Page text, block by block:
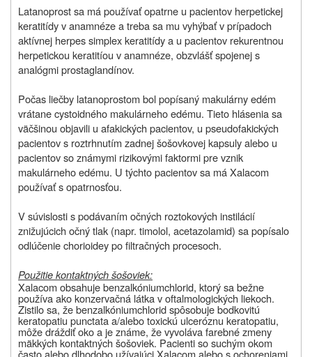
Latanoprost sa má používať opatrne u pacientov herpetickej
keratitídy v anamnéze a treba sa mu vyhýbať v prípadoch
aktívnej herpes simplex keratitídy a u pacientov rekurentnou
herpetickou keratitíou v anamnéze, obzvlášť spojenej s
analógmi prostaglandínov.
Počas liečby latanoprostom bol popísaný makulárny edém
vrátane cystoidného makulárneho edému. Tieto hlásenia sa
väčšinou objavili u afakických pacientov, u pseudofakických
pacientov s roztrhnutím zadnej šošovkovej kapsuly alebo u
pacientov so známymi rizikovými faktormi pre vznik
makulárneho edému. U týchto pacientov sa má Xalacom
používať s opatrnosťou.
V súvislosti s podávaním očných roztokových instilácií
znižujúcich očný tlak (napr. timolol, acetazolamid) sa popísalo
odlúčenie chorioidey po filtračných procesoch.
Použitie kontaktných šošoviek:
Xalacom obsahuje benzalkóniumchlorid, ktorý sa bežne
používa ako konzervačná látka v oftalmologických liekoch.
Zistilo sa, že benzalkóniumchlorid spôsobuje bodkovitú
keratopatiu punctata a/alebo toxickú ulceróznu keratopatiu,
môže dráždiť oko a je známe, že vyvoláva farebné zmeny
mäkkých kontaktných šošoviek. Pacienti so suchým okom